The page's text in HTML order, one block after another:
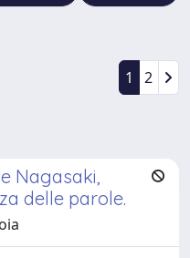
1 2
Nagasaki,
delle parole.